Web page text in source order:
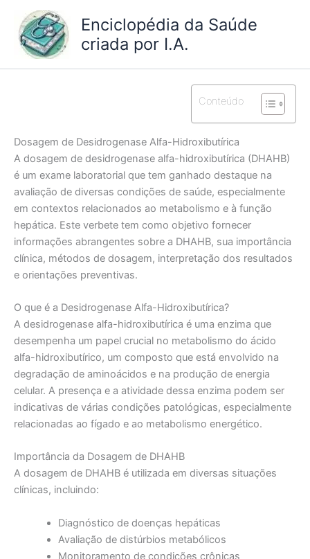
conteúdo
Enciclopédia da Saúde
criada por I.A.
Conteúdo
Dosagem de Desidrogenase Alfa-Hidroxibutírica
A dosagem de desidrogenase alfa-hidroxibutírica (DHAHB)
é um exame laboratorial que tem ganhado destaque na
avaliação de diversas condições de saúde, especialmente
em contextos relacionados ao metabolismo e à função
hepática. Este verbete tem como objetivo fornecer
informações abrangentes sobre a DHAHB, sua importância
clínica, métodos de dosagem, interpretação dos resultados
e orientações preventivas.
O que é a Desidrogenase Alfa-Hidroxibutírica?
A desidrogenase alfa-hidroxibutírica é uma enzima que
desempenha um papel crucial no metabolismo do ácido
alfa-hidroxibutírico, um composto que está envolvido na
degradação de aminoácidos e na produção de energia
celular. A presença e a atividade dessa enzima podem ser
indicativas de várias condições patológicas, especialmente
relacionadas ao fígado e ao metabolismo energético.
Importância da Dosagem de DHAHB
A dosagem de DHAHB é utilizada em diversas situações
clínicas, incluindo:
Diagnóstico de doenças hepáticas
Avaliação de distúrbios metabólicos
Monitoramento de condições crônicas